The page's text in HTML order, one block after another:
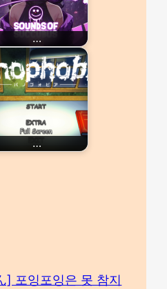
…
…
] 포잉포잉은 못 참지